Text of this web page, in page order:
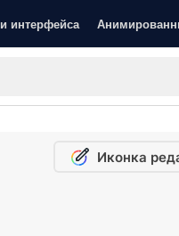
интерфейса
Иконка